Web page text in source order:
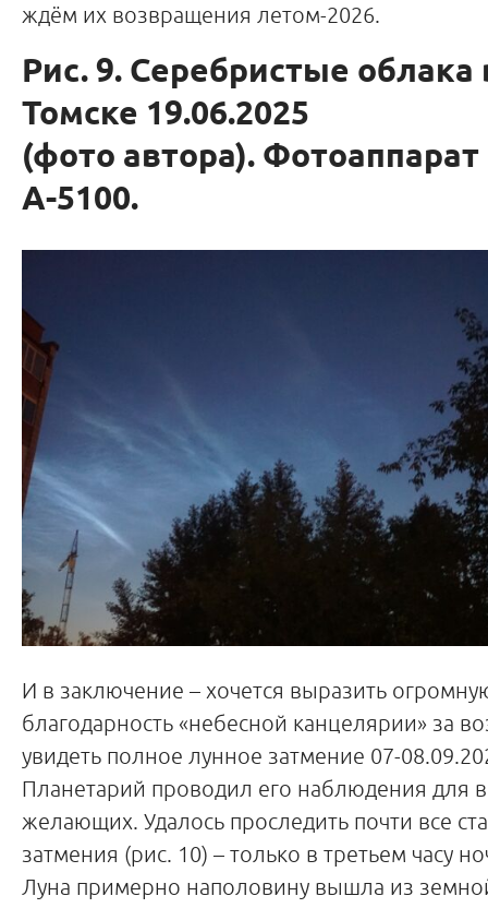
ждём их возвращения летом-2026.
Рис. 9. Серебристые облака
Томске 19.06.2025
(фото автора). Фотоаппарат
A-5100.
И в заключение – хочется выразить
благодарность «небесной канцелярии» за
увидеть полное лунное затмение 07-
Планетарий проводил его наблюдения для
желающих. Удалось проследить почти все
затмения (рис. 10) – только в третьем часу
Луна примерно наполовину вышла из